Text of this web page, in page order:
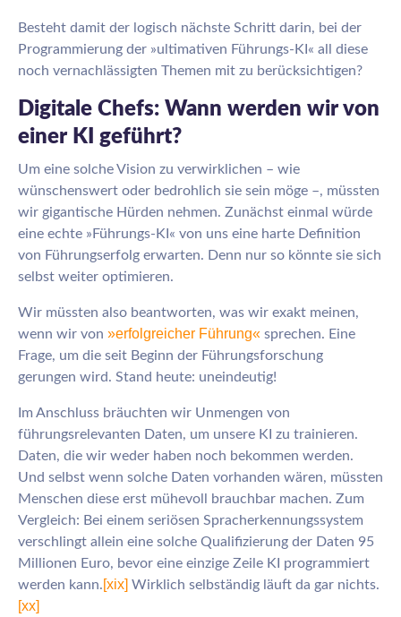
Besteht damit der logisch nächste Schritt darin, bei der
Programmierung der »ultimativen Führungs-KI« all diese
noch vernachlässigten Themen mit zu berücksichtigen?
Digitale Chefs: Wann werden wir von
einer KI geführt?
Um eine solche Vision zu verwirklichen – wie
wünschenswert oder bedrohlich sie sein möge –, müssten
wir gigantische Hürden nehmen. Zunächst einmal würde
eine echte »Führungs-KI« von uns eine harte Definition
von Führungserfolg erwarten. Denn nur so könnte sie sich
selbst weiter optimieren.
Wir müssten also beantworten, was wir exakt meinen,
wenn wir von »erfolgreicher Führung« sprechen. Eine
Frage, um die seit Beginn der Führungsforschung
gerungen wird. Stand heute: uneindeutig!
Im Anschluss bräuchten wir Unmengen von
führungsrelevanten Daten, um unsere KI zu trainieren.
Daten, die wir weder haben noch bekommen werden.
Und selbst wenn solche Daten vorhanden wären, müssten
Menschen diese erst mühevoll brauchbar machen. Zum
Vergleich: Bei einem seriösen Spracherkennungssystem
verschlingt allein eine solche Qualifizierung der Daten 95
Millionen Euro, bevor eine einzige Zeile KI programmiert
werden kann.[xix] Wirklich selbständig läuft da gar nichts.
[xx]